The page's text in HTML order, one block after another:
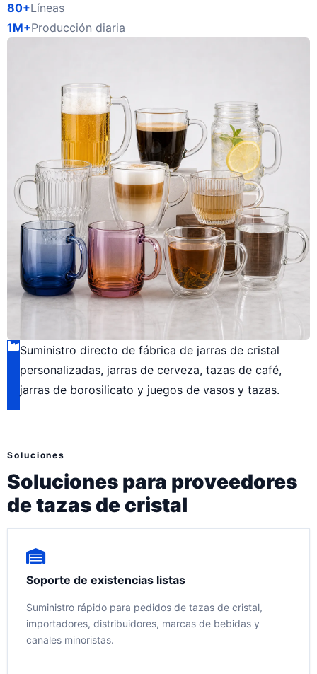
80+Líneas
1M+Producción diaria
Suministro directo de fábrica de jarras de cristal
personalizadas, jarras de cerveza, tazas de café,
jarras de borosilicato y juegos de vasos y tazas.
Soluciones
Soluciones para proveedores
de tazas de cristal
Soporte de existencias listas
Suministro rápido para pedidos de tazas de cristal,
importadores, distribuidores, marcas de bebidas y
canales minoristas.